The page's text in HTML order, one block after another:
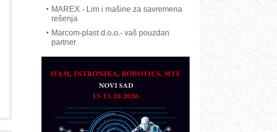
MAREX - Lim i mašine za savremena
rešenja
Marcom-plast d.o.o.- vaš pouzdan
partner
CTO - Prilagodite svoju toplinsku
Razvoj asortimanskog pravca MINI-
PLC AKYTEC
dostupan u Srbiji
MOTOMAN – NEXT-Robotika vođena